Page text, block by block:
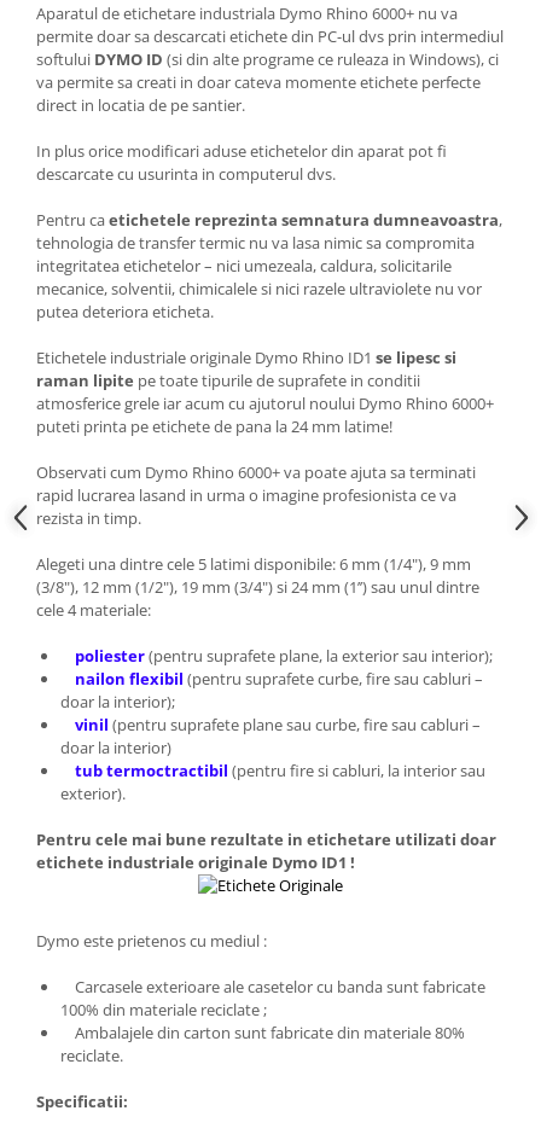
Aparatul de etichetare industriala Dymo Rhino 6000+ nu va
permite doar sa descarcati etichete din PC-ul dvs prin intermediul
softului DYMO ID (si din alte programe ce ruleaza in Windows), ci
va permite sa creati in doar cateva momente etichete perfecte
direct in locatia de pe santier.
In plus orice modificari aduse etichetelor din aparat pot fi
descarcate cu usurinta in computerul dvs.
Pentru caetichetele reprezinta semnatura dumneavoastra,
tehnologia de transfer termic nu va lasa nimic sa compromita
integritatea etichetelor – nici umezeala, caldura, solicitarile
mecanice, solventii, chimicalele si nici razele ultraviolete nu vor
putea deteriora eticheta.
Etichetele industriale originale Dymo Rhino ID1 se lipesc si
raman lipite pe toate tipurile de suprafete in conditii
atmosferice grele iar acum cu ajutorul noului Dymo Rhino 6000+
puteti printa pe etichete de pana la 24 mm latime!
Observati cum Dymo Rhino 6000+ va poate ajuta sa terminati
rapid lucrarea lasand in urma o imagine profesionista ce va
rezista in timp.
Alegeti una dintre cele 5 latimi disponibile: 6 mm (1/4"), 9 mm
(3/8"), 12 mm (1/2"), 19 mm (3/4") si 24 mm (1’’) sau unul dintre
cele 4 materiale:
poliester(pentru suprafete plane, la exterior sau interior);
nailon flexibil (pentru suprafete curbe, fire sau cabluri –
doar la interior);
vinil (pentru suprafete plane sau curbe, fire sau cabluri –
doar la interior)
tub termoctractibil (pentru fire si cabluri, la interior sau
exterior).
Pentru cele mai bune rezultate in etichetare utilizati doar
etichete industriale originale Dymo ID1 !
Dymo este prietenos cu mediul :
Carcasele exterioare ale casetelor cu banda sunt fabricate
100% din materiale reciclate ;
Ambalajele din carton sunt fabricate din materiale 80%
reciclate.
Specificatii: